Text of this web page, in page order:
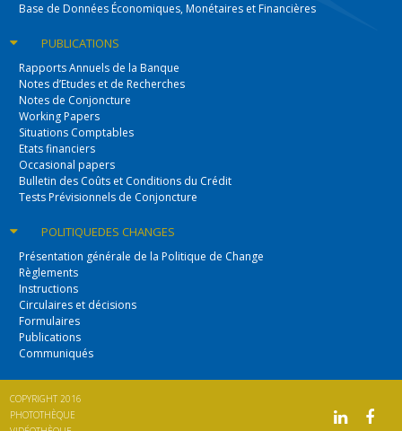
Base de Données Économiques, Monétaires et Financières
PUBLICATIONS
Rapports Annuels de la Banque
Notes d’Etudes et de Recherches
Notes de Conjoncture
Working Papers
Situations Comptables
Etats financiers
Occasional papers
Bulletin des Coûts et Conditions du Crédit
Tests Prévisionnels de Conjoncture
POLITIQUEDES CHANGES
Présentation générale de la Politique de Change
Règlements
Instructions
Circulaires et décisions
Formulaires
Publications
Communiqués
COPYRIGHT 2016
PHOTOTHÈQUE